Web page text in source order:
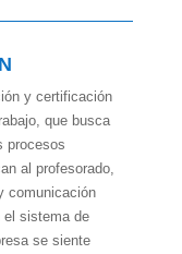
y certificación
que busca
procesos
al profesorado,
comunicación
el sistema de
se siente